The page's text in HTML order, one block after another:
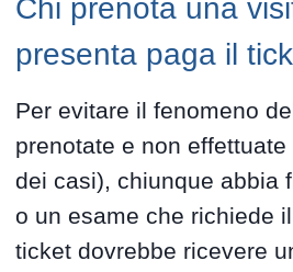
Chi prenota una
presenta paga il
Per evitare il fenomeno
prenotate e non
dei casi), chiunque abbia
o un esame che richiede
ticket dovrebbe ricevere